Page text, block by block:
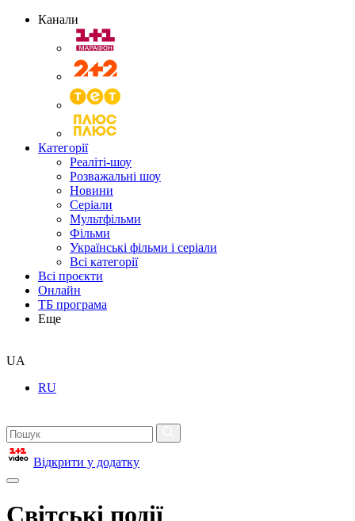
Канали
Категорії
Реаліті-шоу
Розважальні шоу
Новини
Серіали
Мультфільми
Фільми
Українські фільми і серіали
Всі категорії
Всі проєкти
Онлайн
ТБ програма
Еще
UA
RU
Відкрити у додатку
Світські події